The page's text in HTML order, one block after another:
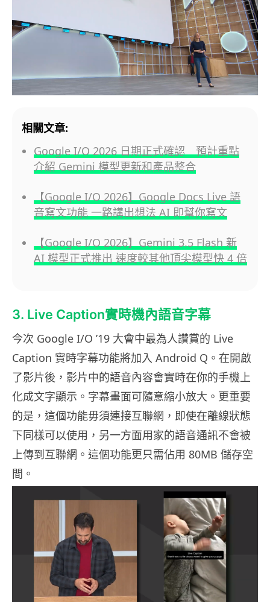
相關文章:
Google I/O 2026 日期正式確認 預計重點
介紹 Gemini 模型更新和產品整合
【Google I/O 2026】Google Docs Live 語
音寫文功能 一路講出想法 AI 即幫你寫文
【Google I/O 2026】Gemini 3.5 Flash 新
AI 模型正式推出 速度較其他頂尖模型快 4 倍
3. Live Caption實時機內語音字幕
今次 Google I/O ’19 大會中最為人讚賞的 Live
Caption 實時字幕功能將加入 Android Q。在開啟
了影片後，影片中的語音內容會實時在你的手機上
化成文字顯示。字幕畫面可隨意縮小放大。更重要
的是，這個功能毋須連接互聯網，即使在離線狀態
下同樣可以使用，另一方面用家的語音通訊不會被
上傳到互聯網。這個功能更只需佔用 80MB 儲存空
間。